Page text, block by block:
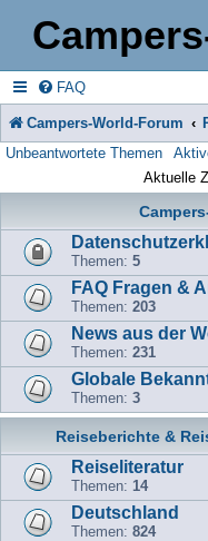
FAQ
Campers-World-Forum
Unbeantwortete Themen
Aktuelle
Themen: 5
FAQ Fragen &
Themen: 203
News aus der
Themen: 231
Globale
Themen: 3
Reiseberichte &
Reiseliteratur
Themen: 14
Deutschland
Themen: 824